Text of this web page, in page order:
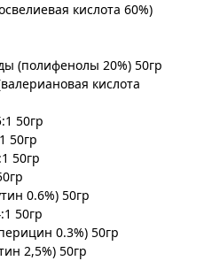
кислота 60%)
(полифенолы 20%) 50гр
кислота
50гр
50гр
50гр
0.6%) 50гр
50гр
0.3%) 50гр
2,5%) 50гр